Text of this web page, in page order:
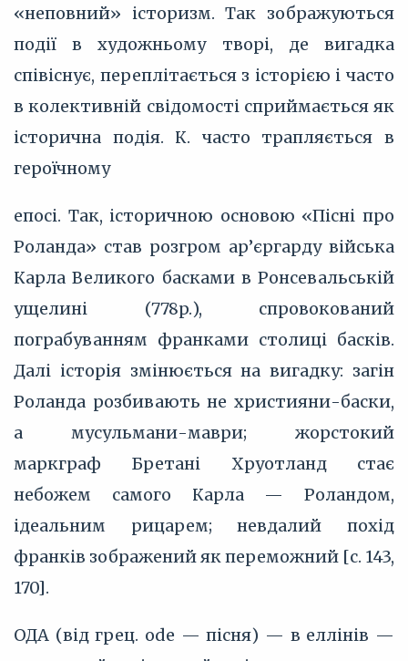
«неповний» історизм. Так зображуються
події в художньому творі, де вигадка
співіснує, переплітається з історією і часто
в колективній свідомості сприймається як
історична подія. К. часто трапляється в
героїчному
епосі. Так, історичною основою «Пісні про
Роланда» став розгром ар’єргарду війська
Карла Великого басками в Ронсевальській
ущелині (778p.), спровокований
пограбуванням франками столиці басків.
Далі історія змінюється на вигадку: загін
Роланда розбивають не християни-баски,
а мусульмани-маври; жорстокий
маркграф Бретані Хруотланд стає
небожем самого Карла — Роландом,
ідеальним рицарем; невдалий похід
франків зображений як переможний [с. 143,
170].
ОДА (від грец. ode — пісня) — в еллінів —